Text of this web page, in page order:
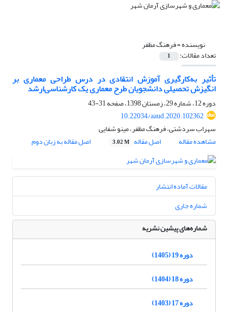
نویسنده =فرهنگ مظفر
تعداد مقالات: 1
تأثیر به‌کارگیری آموزش انتقادی در درس طراحی معماری بر
انگیزش تحصیلی دانشجویان طرح معماری یک کارشناسی‌ارشد
دوره 12، شماره 29، زمستان 1398، صفحه
31-43
10.22034/aaud.2020.102362
سهراب سردشتی، فرهنگ مظفر، مینو شفایی
مشاهده مقاله
اصل مقاله 3.02 M اصل مقاله به زبان دوم
مقالات آماده انتشار
شماره جاری
شماره‌های پیشین نشریه
دوره 19 (1405)
دوره 18 (1404)
دوره 17 (1403)